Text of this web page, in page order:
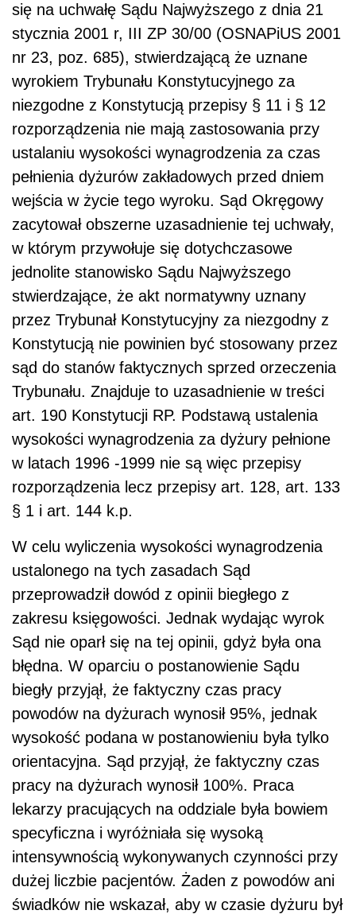
się na uchwałę Sądu Najwyższego z dnia 21
stycznia 2001 r, III ZP 30/00 (OSNAPiUS 2001
nr 23, poz. 685), stwierdzającą że uznane
wyrokiem Trybunału Konstytucyjnego za
niezgodne z Konstytucją przepisy § 11 i § 12
rozporządzenia nie mają zastosowania przy
ustalaniu wysokości wynagrodzenia za czas
pełnienia dyżurów zakładowych przed dniem
wejścia w życie tego wyroku. Sąd Okręgowy
zacytował obszerne uzasadnienie tej uchwały,
w którym przywołuje się dotychczasowe
jednolite stanowisko Sądu Najwyższego
stwierdzające, że akt normatywny uznany
przez Trybunał Konstytucyjny za niezgodny z
Konstytucją nie powinien być stosowany przez
sąd do stanów faktycznych sprzed orzeczenia
Trybunału. Znajduje to uzasadnienie w treści
art. 190 Konstytucji RP. Podstawą ustalenia
wysokości wynagrodzenia za dyżury pełnione
w latach 1996 -1999 nie są więc przepisy
rozporządzenia lecz przepisy art. 128, art. 133
§ 1 i art. 144 k.p.
W celu wyliczenia wysokości wynagrodzenia
ustalonego na tych zasadach Sąd
przeprowadził dowód z opinii biegłego z
zakresu księgowości. Jednak wydając wyrok
Sąd nie oparł się na tej opinii, gdyż była ona
błędna. W oparciu o postanowienie Sądu
biegły przyjął, że faktyczny czas pracy
powodów na dyżurach wynosił 95%, jednak
wysokość podana w postanowieniu była tylko
orientacyjna. Sąd przyjął, że faktyczny czas
pracy na dyżurach wynosił 100%. Praca
lekarzy pracujących na oddziale była bowiem
specyficzna i wyróżniała się wysoką
intensywnością wykonywanych czynności przy
dużej liczbie pacjentów. Żaden z powodów ani
świadków nie wskazał, aby w czasie dyżuru był